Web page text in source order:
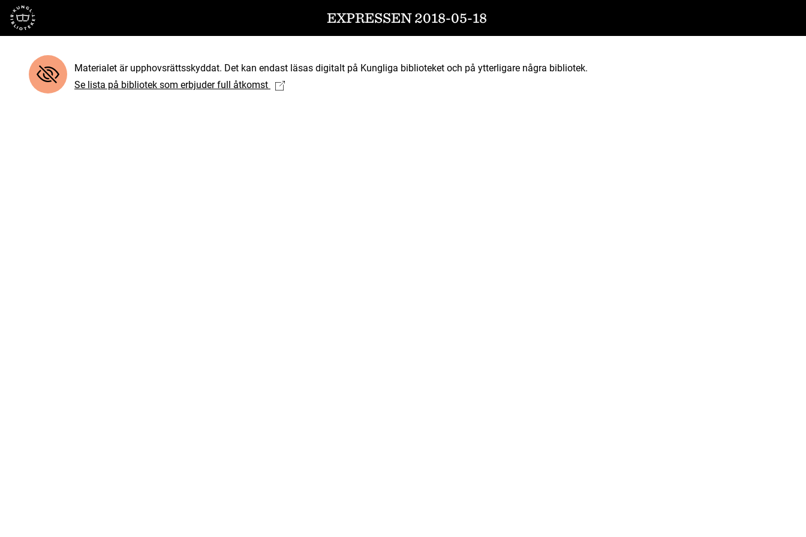
Till startsidan EXPRESSEN 2018-05-18
Materialet är upphovsrättsskyddat. Det kan endast läsas digitalt på Kungliga biblioteket och på ytterligare några bibliotek.
Se lista på bibliotek som erbjuder full åtkomst